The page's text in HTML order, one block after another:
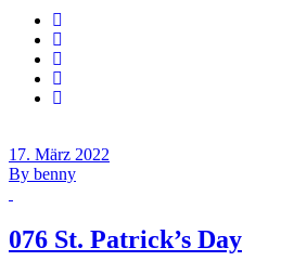
17. März 2022
By benny
076 St. Patrick’s Day